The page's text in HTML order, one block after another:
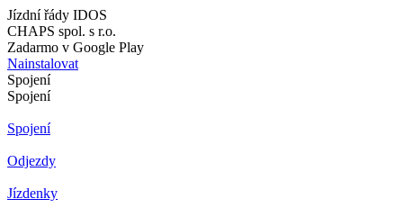
Jízdní řády IDOS
CHAPS spol. s r.o.
Zadarmo v Google Play
Nainstalovat
Spojení
Spojení
Spojení
Odjezdy
Jízdenky